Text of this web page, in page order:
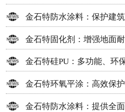
决方案
金石特防水涂料：保护建
方案
金石特固化剂：增强地面
金石特硅PU：多功能、环
金石特环氧平涂：高效保
方案
金石特防水涂料：提供全